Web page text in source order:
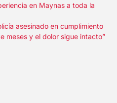
en Maynas a toda la
asesinado en cumplimiento
meses y el dolor sigue intacto”